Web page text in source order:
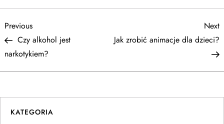
N
a
w
i
Previous
Post
Previous
Czy alkohol jest
narkotykiem?
Next
Jak zrobić animacje dla dzieci?
KATEGORIA